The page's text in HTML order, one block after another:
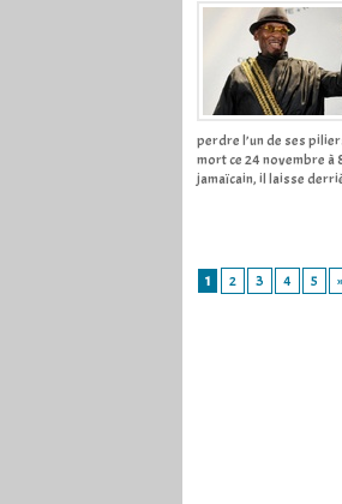
perdre l’un de ses
mort ce 24 novembre à
jamaïcain, il laisse
1 2 3 4 5 »